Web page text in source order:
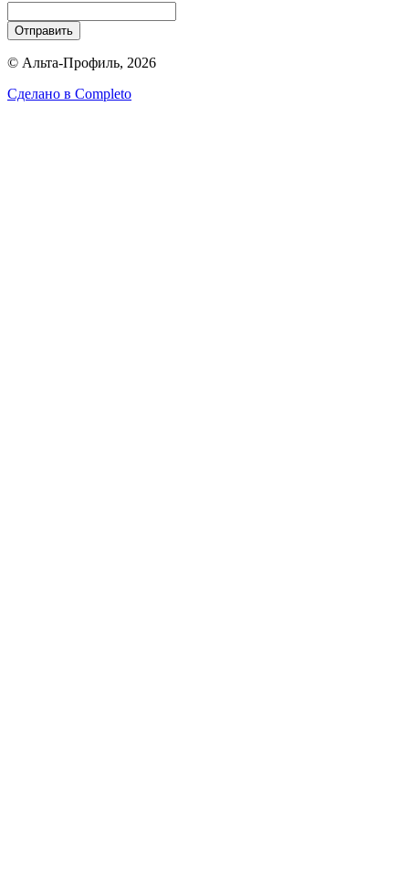
Отправить
© Альта-Профиль, 2026
Сделано в Completo